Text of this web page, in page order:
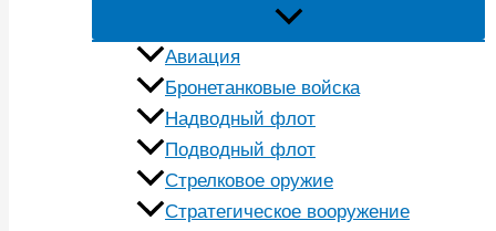
Авиация
Бронетанковые войска
Надводный флот
Подводный флот
Стрелковое оружие
Стратегическое вооружение